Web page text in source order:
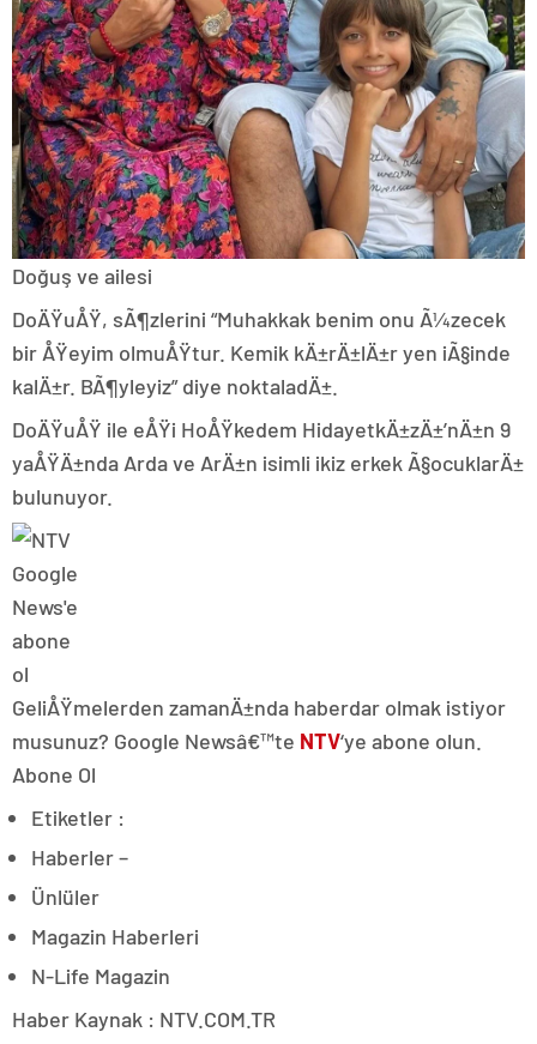
Doğuş ve ailesi
DoÄŸuÅŸ, sÃ¶zlerini “Muhakkak benim onu Ã¼zecek
bir ÅŸeyim olmuÅŸtur. Kemik kÄ±rÄ±lÄ±r yen iÃ§inde
kalÄ±r. BÃ¶yleyiz” diye noktaladÄ±.
DoÄŸuÅŸ ile eÅŸi HoÅŸkedem HidayetkÄ±zÄ±’nÄ±n 9
yaÅŸÄ±nda Arda ve ArÄ±n isimli ikiz erkek Ã§ocuklarÄ±
bulunuyor.
GeliÅŸmelerden zamanÄ±nda haberdar olmak istiyor
musunuz? Google Newsâ€™te NTV‘ye abone olun.
Abone Ol
Etiketler :
Haberler –
Ünlüler
Magazin Haberleri
N-Life Magazin
Haber Kaynak : NTV.COM.TR